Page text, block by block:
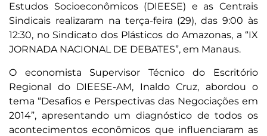
Estudos Socioeconômicos (DIEESE) e as Centrais
Sindicais realizaram na terça-feira (29), das 9:00 às
12:30, no Sindicato dos Plásticos do Amazonas, a “IX
JORNADA NACIONAL DE DEBATES”, em Manaus.
O economista Supervisor Técnico do Escritório
Regional do DIEESE-AM, Inaldo Cruz, abordou o
tema “Desafios e Perspectivas das Negociações em
2014”, apresentando um diagnóstico de todos os
acontecimentos econômicos que influenciaram as